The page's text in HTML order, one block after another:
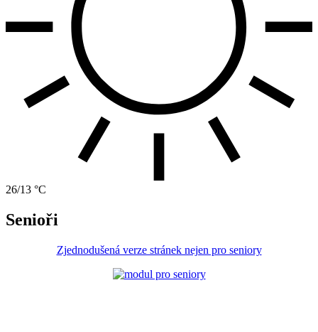
26/13 °C
Senioři
Zjednodušená verze stránek nejen pro seniory